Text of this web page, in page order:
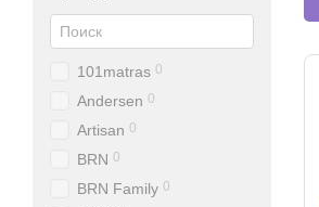
101matras 0
Andersen 0
Artisan 0
BRN 0
BRN Family 0